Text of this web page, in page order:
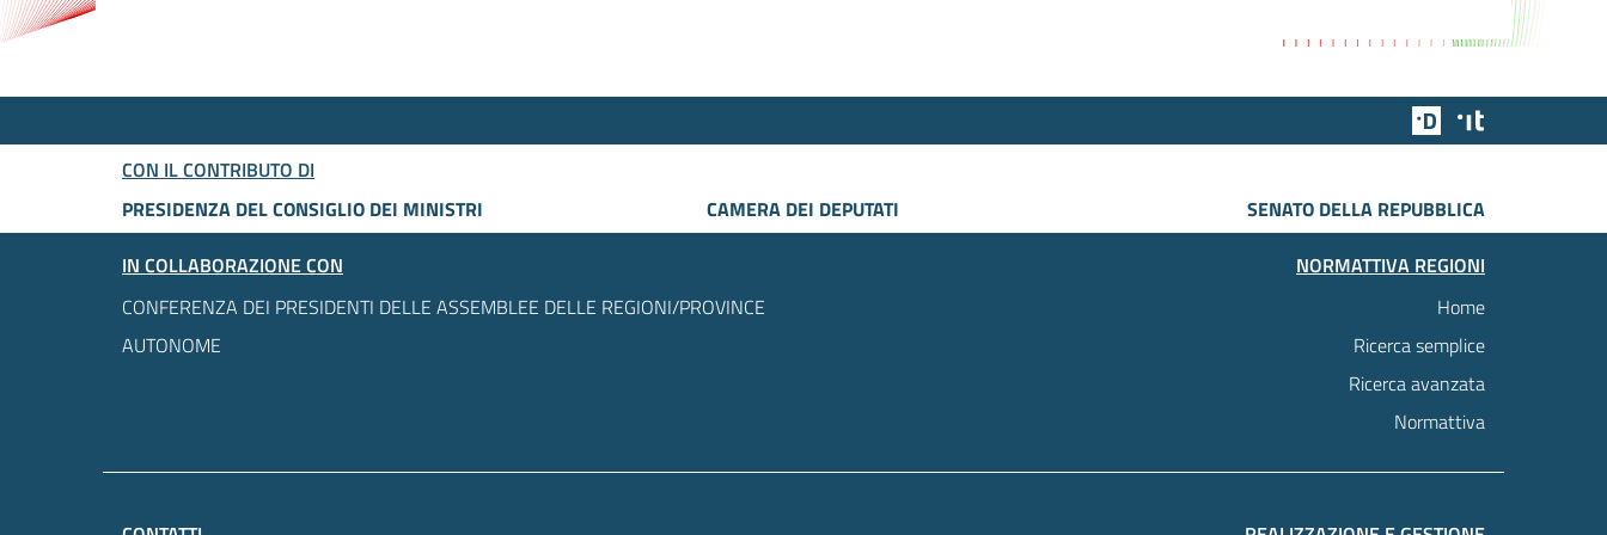
Team Digitale
CON IL CONTRIBUTO DI
PRESIDENZA DEL CONSIGLIO DEI MINISTRI
CAMERA DEI DEPUTATI
SENATO DELLA REPUBBLICA
IN COLLABORAZIONE CON
CONFERENZA DEI PRESIDENTI DELLE ASSEMBLEE DELLE REGIONI/PROVINCE
AUTONOME
NORMATTIVA REGIONI
Home
Ricerca semplice
Ricerca avanzata
Normattiva